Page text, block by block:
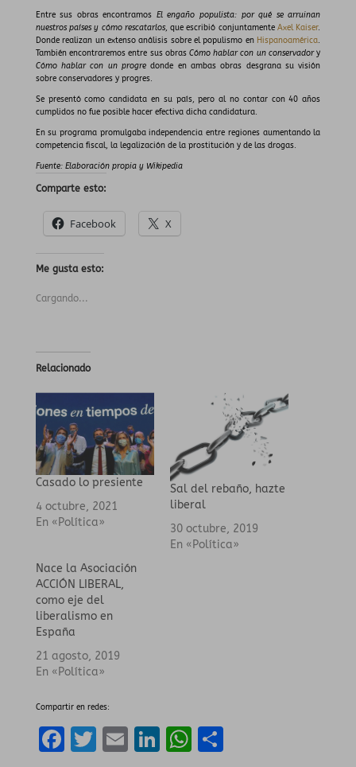
Entre sus obras encontramos El engaño populista: por qué se arruinan
nuestros países y cómo rescatarlos, que escribió conjuntamente Axel Kaiser.
Donde realizan un extenso análisis sobre el populismo en Hispanoamérica.
También encontraremos entre sus obras Cómo hablar con un conservadory
Cómo hablar con un progre donde en ambas obras desgrana su visión
sobre conservadores y progres.
Se presentó como candidata en su país, pero al no contar con 40 años
cumplidos no fue posible hacer efectiva dicha candidatura.
En su programa promulgaba independencia entre regiones aumentando la
competencia fiscal, la legalización de la prostitución y de las drogas.
Fuente: Elaboración propia y Wikipedia
Comparte esto:
Facebook X
Me gusta esto:
Cargando...
Relacionado
Casado lo presiente
4 octubre, 2021
En «Política»
Sal del rebaño, hazte
liberal
30 octubre, 2019
En «Política»
Nace la Asociación
ACCIÓN LIBERAL,
como eje del
liberalismo en
España
21 agosto, 2019
En «Política»
Compartir en redes:
F
T
E Li W C